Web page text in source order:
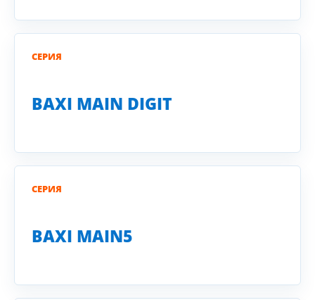
СЕРИЯ
BAXI MAIN DIGIT
СЕРИЯ
BAXI MAIN5